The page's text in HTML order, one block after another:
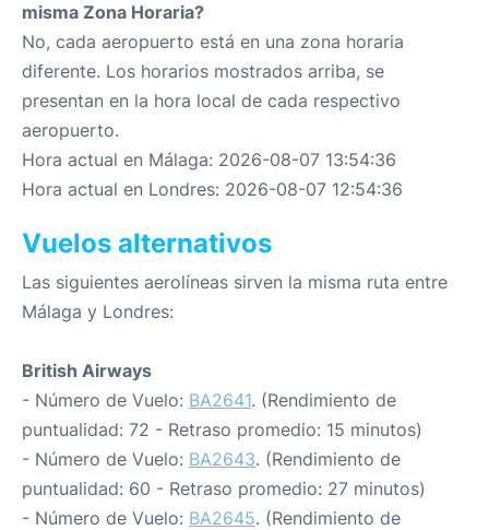
misma Zona Horaria?
No, cada aeropuerto está en una zona horaria
diferente. Los horarios mostrados arriba, se
presentan en la hora local de cada respectivo
aeropuerto.
Hora actual en Málaga: 2026-08-07 13:54:36
Hora actual en Londres: 2026-08-07 12:54:36
Vuelos alternativos
Las siguientes aerolíneas sirven la misma ruta entre
Málaga y Londres:
British Airways
- Número de Vuelo: BA2641. (Rendimiento de
puntualidad: 72 - Retraso promedio: 15 minutos)
- Número de Vuelo: BA2643. (Rendimiento de
puntualidad: 60 - Retraso promedio: 27 minutos)
- Número de Vuelo: BA2645. (Rendimiento de